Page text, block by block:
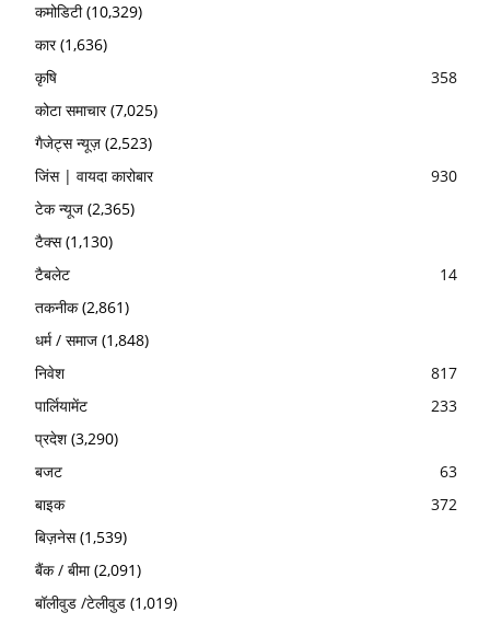
कमोडिटी(10,329)
कार(1,636)
कृषि
358
कोटा समाचार(7,025)
गैजेट्स न्यूज़ (2,523)
जिंस | वायदा कारोबार
930
टेक न्यूज (2,365)
टैक्स(1,130)
टैबलेट
14
तकनीक(2,861)
धर्म / समाज (1,848)
निवेश
817
पार्लियामेंट
233
प्रदेश(3,290)
बजट
63
बाइक
372
बिज़नेस(1,539)
बैंक / बीमा(2,091)
बॉलीवुड /टेलीवुड (1,019)